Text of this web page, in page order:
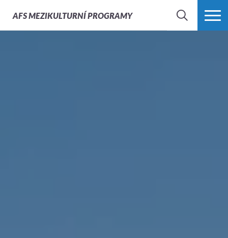
AFSMEZIKULTURNÍ PROGRAMY
HLEDAT VÍCE